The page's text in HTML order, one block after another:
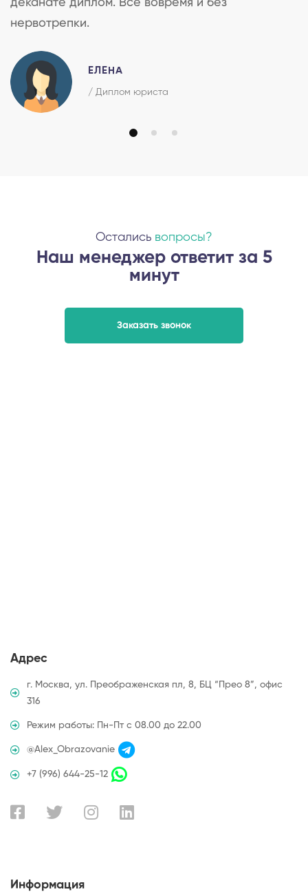
деканате диплом. Все вовремя и без
нервотрепки.
ЕЛЕНА
/ Диплом юриста
Остались вопросы?
Наш менеджер ответит за 5
минут
Заказать звонок
Адрес
г. Москва, ул. Преображенская пл, 8, БЦ “Прео 8”, офис
316
Режим работы: Пн-Пт с 08.00 до 22.00
@Alex_Obrazovanie
+7 (996) 644-25-12
Информация